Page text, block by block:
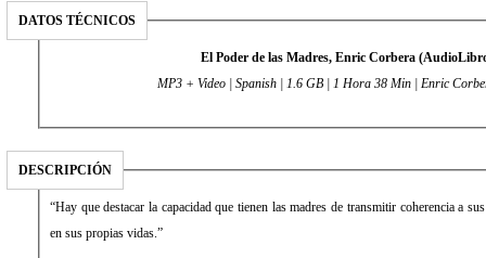
DATOS TÉCNICOS
El Poder de las Madres, Enric Corbera
MP3 + Video | Spanish | 1.6 GB | 1 Hora 38 Min | Enric
DESCRIPCIÓN
“Hay que destacar la capacidad que tienen las madres de transmitir coherencia a
en sus propias vidas.”